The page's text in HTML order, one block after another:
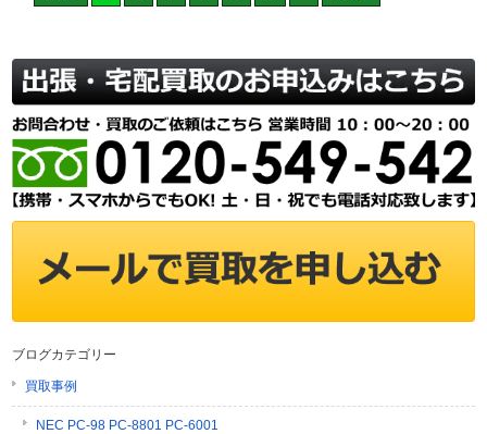
ブログカテゴリー
買取事例
NEC PC-98 PC-8801 PC-6001